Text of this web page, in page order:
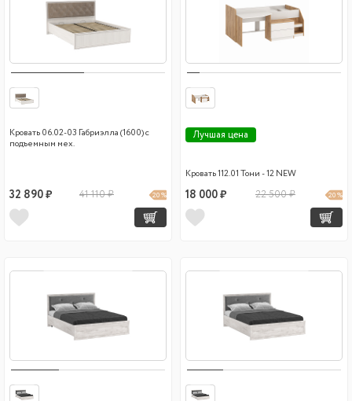
Кровать 06.02-03 Габриэлла (1600) с
подъемным мех.
32 890 ₽ 41 110 ₽ 20 %
Лучшая цена
Кровать 112.01 Тони - 12 NEW
18 000 ₽ 22 500 ₽ 20 %